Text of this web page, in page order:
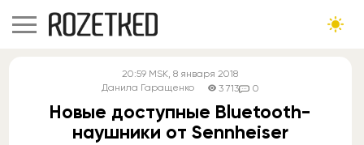
20:59 MSK, 8 января 2018
Данила Гаращенко
3 713 0
Новые доступные Bluetooth-
наушники от Sennheiser